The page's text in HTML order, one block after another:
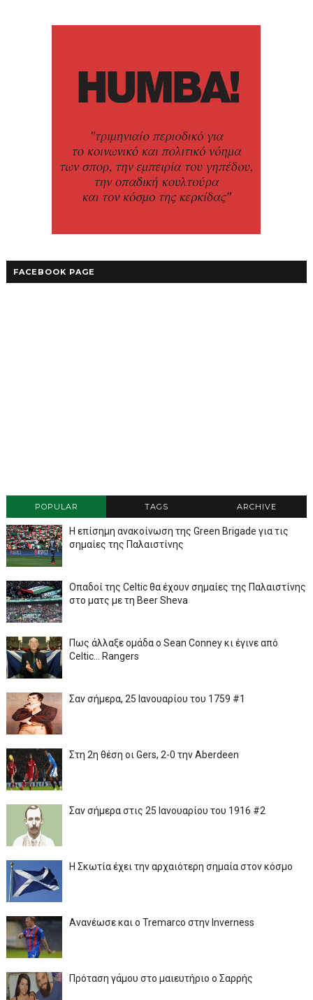
FACEBOOK PAGE
POPULAR TAGS ARCHIVE
Η επίσημη ανακοίνωση της Green Brigade για τις
σημαίες της Παλαιστίνης
Οπαδοί της Celtic θα έχουν σημαίες της Παλαιστίνης
στο ματς με τη Beer Sheva
Πως άλλαξε ομάδα ο Sean Conney κι έγινε από
Celtic... Rangers
Σαν σήμερα, 25 Ιανουαρίου του 1759 #1
Στη 2η θέση οι Gers, 2-0 την Aberdeen
Σαν σήμερα στις 25 Ιανουαρίου του 1916 #2
Η Σκωτία έχει την αρχαιότερη σημαία στον κόσμο
Ανανέωσε και ο Tremarco στην Inverness
Πρόταση γάμου στο μαιευτήριο ο Σαρρής